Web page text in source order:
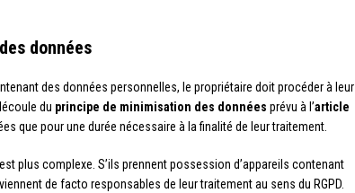
données
des données personnelles, le propriétaire doit procéder à leur
du principe de minimisation des données prévu à l’article
que pour une durée nécessaire à la finalité de leur traitement.
plus complexe. S’ils prennent possession d’appareils contenant
de facto responsables de leur traitement au sens du RGPD.